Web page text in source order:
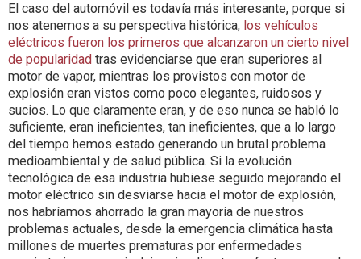
El caso del automóvil es todavía más interesante, porque si
nos atenemos a su perspectiva histórica, los vehículos
eléctricos fueron los primeros que alcanzaron un cierto nivel
de popularidad tras evidenciarse que eran superiores al
motor de vapor, mientras los provistos con motor de
explosión eran vistos como poco elegantes, ruidosos y
sucios. Lo que claramente eran, y de eso nunca se habló lo
suficiente, eran ineficientes, tan ineficientes, que a lo largo
del tiempo hemos estado generando un brutal problema
medioambiental y de salud pública. Si la evolución
tecnológica de esa industria hubiese seguido mejorando el
motor eléctrico sin desviarse hacia el motor de explosión,
nos habríamos ahorrado la gran mayoría de nuestros
problemas actuales, desde la emergencia climática hasta
millones de muertes prematuras por enfermedades